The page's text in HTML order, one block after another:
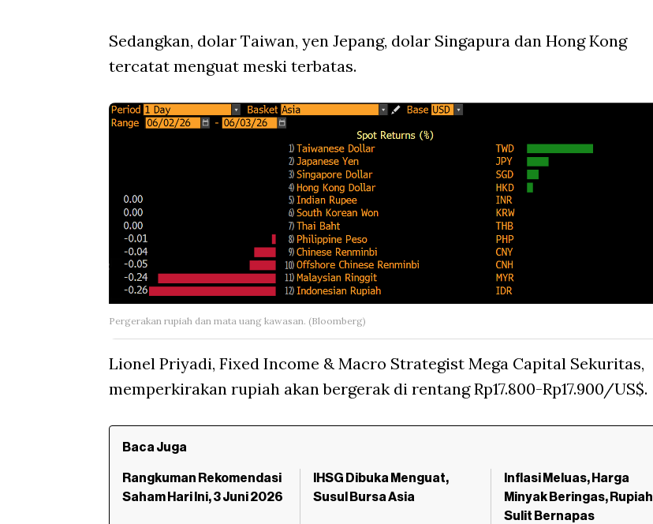
Sedangkan, dolar Taiwan, yen Jepang, dolar Singapura dan Hong Kong
tercatat menguat meski terbatas.
Pergerakan rupiah dan mata uang kawasan. (Bloomberg)
Lionel Priyadi, Fixed Income & Macro Strategist Mega Capital Sekuritas,
memperkirakan rupiah akan bergerak di rentang Rp17.800-Rp17.900/US$.
Baca Juga
Rangkuman Rekomendasi
Saham Hari Ini, 3 Juni 2026
IHSG Dibuka Menguat,
Susul Bursa Asia
Inflasi Meluas, Harga
Minyak Beringas, Rupiah
Sulit Bernapas